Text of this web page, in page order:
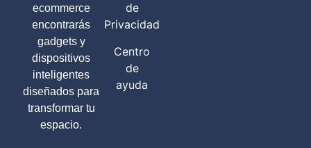
ecommerce
encontrarás
gadgets y
dispositivos
inteligentes
diseñados para
transformar tu
espacio.
de
Privacidad
Centro
de
ayuda